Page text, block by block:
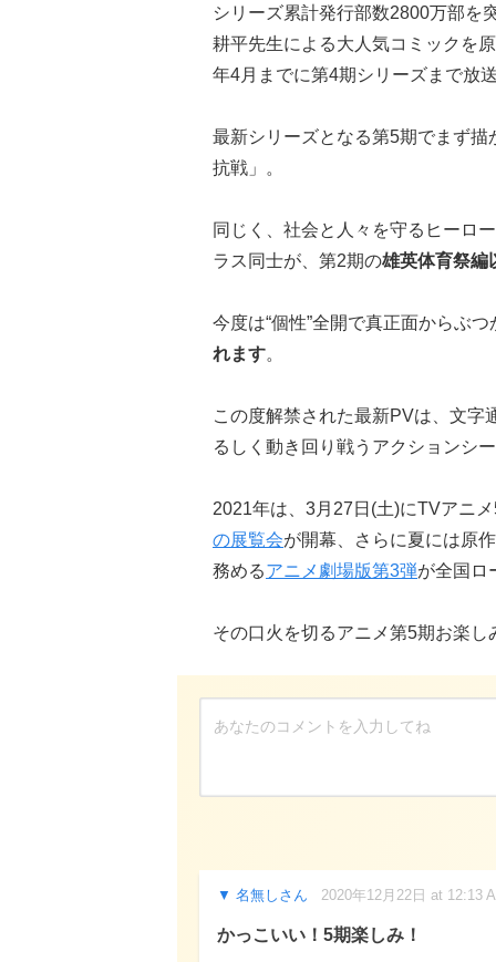
シリーズ累計発行部数2800万部を
耕平先生による大人気コミックを
年4月までに第4期シリーズまで放
最新シリーズとなる第5期でまず
抗戦」。
同じく、社会と人々を守るヒーロ
ラス同士が、第2期の雄英体育祭編
今度は“個性”全開で真正面からぶ
れます。
この度解禁された最新PVは、文字
るしく動き回り戦うアクションシ
2021年は、3月27日(土)にTVアニ
の展覧会が開幕、さらに夏には原
務めるアニメ劇場版第3弾が全国ロ
その口火を切るアニメ第5期お楽し
名無しさん 2020年12月22日 at 12:13
かっこいい！5期楽しみ！